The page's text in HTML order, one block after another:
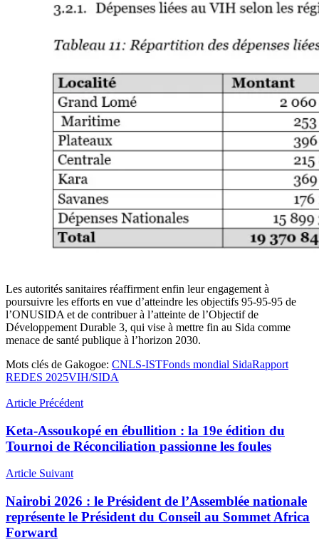
Les autorités sanitaires réaffirment enfin leur engagement à
poursuivre les efforts en vue d’atteindre les objectifs 95-95-95 de
l’ONUSIDA et de contribuer à l’atteinte de l’Objectif de
Développement Durable 3, qui vise à mettre fin au Sida comme
menace de santé publique à l’horizon 2030.
Mots clés de Gakogoe: CNLS-ISTFonds mondial SidaRapport
REDES 2025VIH/SIDA
Article Précédent
Keta-Assoukopé en ébullition : la 19e édition du
Tournoi de Réconciliation passionne les foules
Article Suivant
Nairobi 2026 : le Président de l’Assemblée nationale
représente le Président du Conseil au Sommet Africa
Forward